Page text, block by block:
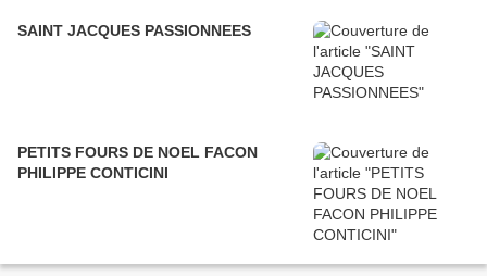
SAINT JACQUES PASSIONNEES
PETITS FOURS DE NOEL FACON
PHILIPPE CONTICINI